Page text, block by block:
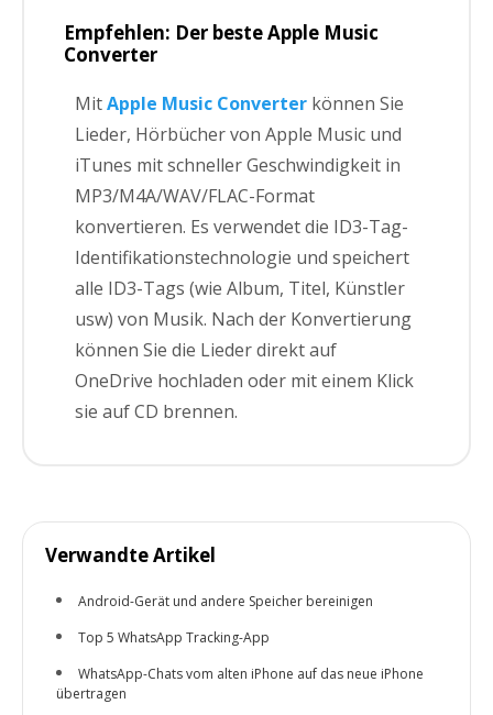
Empfehlen: Der beste Apple Music
Converter
MitApple Music Converter können Sie
Lieder, Hörbücher von Apple Music und
iTunes mit schneller Geschwindigkeit in
MP3/M4A/WAV/FLAC-Format
konvertieren. Es verwendet die ID3-Tag-
Identifikationstechnologie und speichert
alle ID3-Tags (wie Album, Titel, Künstler
usw) von Musik. Nach der Konvertierung
können Sie die Lieder direkt auf
OneDrive hochladen oder mit einem Klick
sie auf CD brennen.
Verwandte Artikel
Android-Gerät und andere Speicher bereinigen
Top 5 WhatsApp Tracking-App
WhatsApp-Chats vom alten iPhone auf das neue iPhone
übertragen